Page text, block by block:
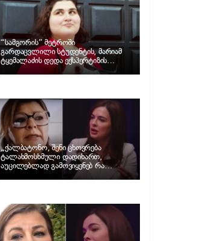
“სამგორის” მეტროში
გარდაცვლილი სტუდენტის, მარიამ
ტყემალაძის დედა ექსპერტიზის
პასუხს აქვეყნებს – რა გახდა გოგონას
„ქალბატონო, შენი ცხოვრება
ტალახმოსხმული დადიხართ,
აუცილებლად გამოვიყენებ რა
ინფორმაციაც მაქვს“… – რა